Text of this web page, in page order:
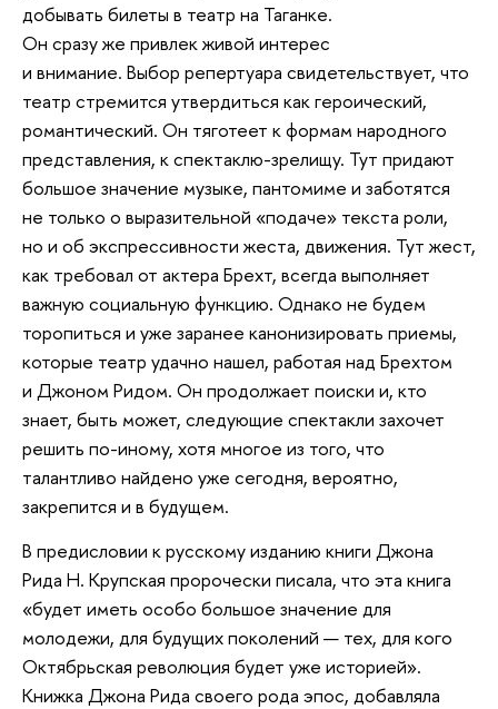
добывать билеты в театр на Таганке.
Он сразу же привлек живой интерес
и внимание. Выбор репертуара свидетельствует, что
театр стремится утвердиться как героический,
романтический. Он тяготеет к формам народного
представления, к спектаклю-зрелищу. Тут придают
большое значение музыке, пантомиме и заботятся
не только о выразительной «подаче» текста роли,
но и об экспрессивности жеста, движения. Тут жест,
как требовал от актера Брехт, всегда выполняет
важную социальную функцию. Однако не будем
торопиться и уже заранее канонизировать приемы,
которые театр удачно нашел, работая над Брехтом
и Джоном Ридом. Он продолжает поиски и, кто
знает, быть может, следующие спектакли захочет
решить по-иному, хотя многое из того, что
талантливо найдено уже сегодня, вероятно,
закрепится и в будущем.
В предисловии к русскому изданию книги Джона
Рида Н. Крупская пророчески писала, что эта книга
«будет иметь особо большое значение для
молодежи, для будущих поколений — тех, для кого
Октябрьская революция будет уже историей».
Книжка Джона Рида своего рода эпос, добавляла